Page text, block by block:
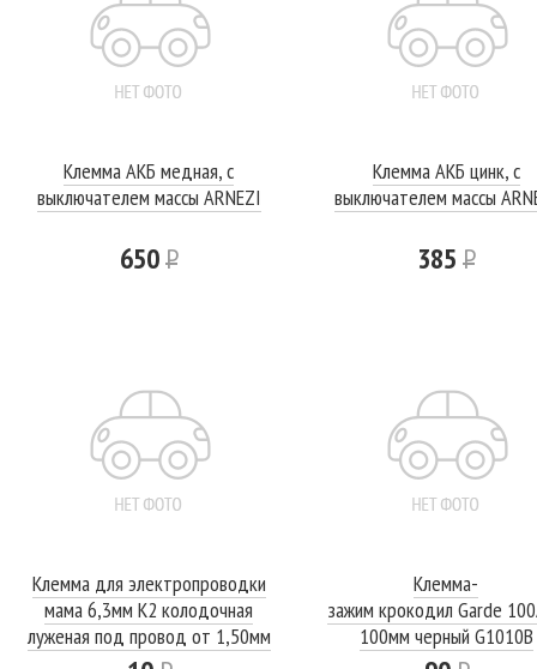
Клемма АКБ медная, с
выключателем массы ARNEZI
650Р
Клемма АКБ цинк, с
выключателем массы
385Р
Клемма для электропроводки
мама 6,3мм К2 колодочная
луженая под провод от 1,50мм
до 2,50мм
Клемма-
зажим крокодил Garde
100мм черный G1010B